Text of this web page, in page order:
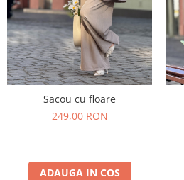
Sacou cu floare
249,00 RON
ADAUGA IN COS